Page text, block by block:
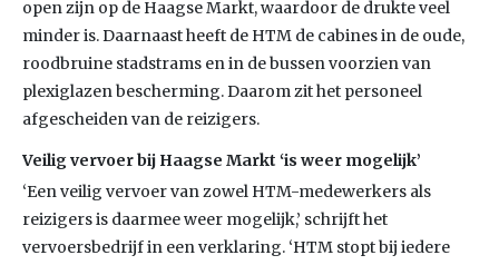
open zijn op de Haagse Markt, waardoor de drukte veel
minder is. Daarnaast heeft de HTM de cabines in de oude,
roodbruine stadstrams en in de bussen voorzien van
plexiglazen bescherming. Daarom zit het personeel
afgescheiden van de reizigers.
Veilig vervoer bij Haagse Markt ‘is weer mogelijk’
‘Een veilig vervoer van zowel HTM-medewerkers als
reizigers is daarmee weer mogelijk,’ schrijft het
vervoersbedrijf in een verklaring. ‘HTM stopt bij iedere